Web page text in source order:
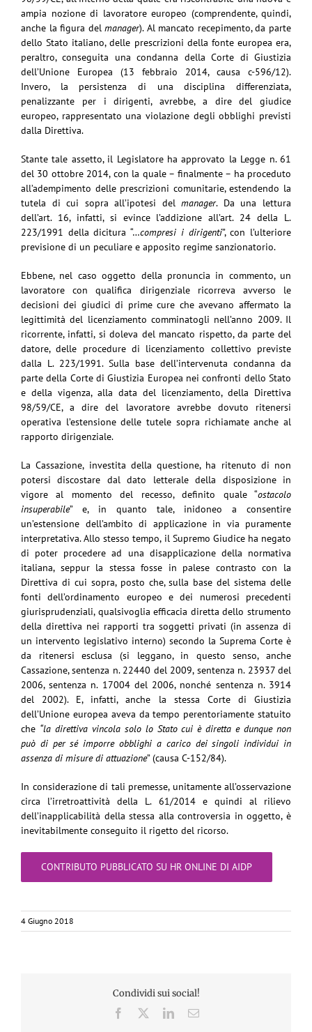
ampia nozione di lavoratore europeo (comprendente, quindi,
anche la figura delmanager). Al mancato recepimento, da parte
dello Stato italiano, delle prescrizioni della fonte europea era,
peraltro, conseguita una condanna della Corte di Giustizia
dell’Unione Europea (13 febbraio 2014, causa c-596/12).
Invero, la persistenza di una disciplina differenziata,
penalizzante per i dirigenti, avrebbe, a dire del giudice
europeo, rappresentato una violazione degli obblighi previsti
dalla Direttiva.
Stante tale assetto, il Legislatore ha approvato la Legge n. 61
del 30 ottobre 2014, con la quale – finalmente – ha proceduto
all’adempimento delle prescrizioni comunitarie, estendendo la
tutela di cui sopra all’ipotesi delmanager. Da una lettura
dell’art. 16, infatti, si evince l’addizione all’art. 24 della L.
223/1991 della dicitura “…compresi i dirigenti”, con l’ulteriore
previsione di un peculiare e apposito regime sanzionatorio.
Ebbene, nel caso oggetto della pronuncia in commento, un
lavoratore con qualifica dirigenziale ricorreva avverso le
decisioni dei giudici di prime cure che avevano affermato la
legittimità del licenziamento comminatogli nell’anno 2009. Il
ricorrente, infatti, si doleva del mancato rispetto, da parte del
datore, delle procedure di licenziamento collettivo previste
dalla L. 223/1991. Sulla base dell’intervenuta condanna da
parte della Corte di Giustizia Europea nei confronti dello Stato
e della vigenza, alla data del licenziamento, della Direttiva
98/59/CE, a dire del lavoratore avrebbe dovuto ritenersi
operativa l’estensione delle tutele sopra richiamate anche al
rapporto dirigenziale.
La Cassazione, investita della questione, ha ritenuto di non
potersi discostare dal dato letterale della disposizione in
vigore al momento del recesso, definito quale “ostacolo
insuperabile” e, in quanto tale, inidoneo a consentire
un’estensione dell’ambito di applicazione in via puramente
interpretativa. Allo stesso tempo, il Supremo Giudice ha negato
di poter procedere ad una disapplicazione della normativa
italiana, seppur la stessa fosse in palese contrasto con la
Direttiva di cui sopra, posto che, sulla base del sistema delle
fonti dell’ordinamento europeo e dei numerosi precedenti
giurisprudenziali, qualsivoglia efficacia diretta dello strumento
della direttiva nei rapporti tra soggetti privati (in assenza di
un intervento legislativo interno) secondo la Suprema Corte è
da ritenersi esclusa (si leggano, in questo senso, anche
Cassazione, sentenza n. 22440 del 2009, sentenza n. 23937 del
2006, sentenza n. 17004 del 2006, nonché sentenza n. 3914
del 2002). E, infatti, anche la stessa Corte di Giustizia
dell’Unione europea aveva da tempo perentoriamente statuito
che “la direttiva vincola solo lo Stato cui è diretta e dunque non
può di per sé imporre obblighi a carico dei singoli individui in
assenza di misure di attuazione” (causa C-152/84).
In considerazione di tali premesse, unitamente all’osservazione
circa l’irretroattività della L. 61/2014 e quindi al rilievo
dell’inapplicabilità della stessa alla controversia in oggetto, è
inevitabilmente conseguito il rigetto del ricorso.
CONTRIBUTO PUBBLICATO SU HR ONLINE DI AIDP
4 Giugno 2018
Condividi sui social!
Facebook LinkedInEmail